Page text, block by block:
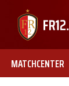
MATCHCENTER